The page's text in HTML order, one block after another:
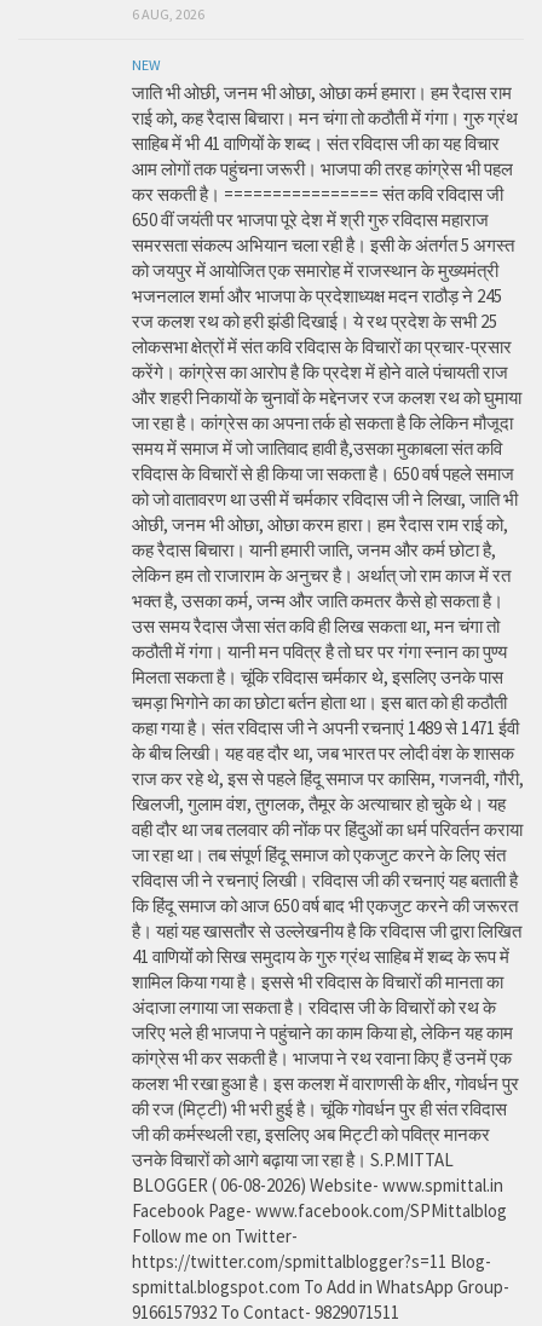
6 AUG, 2026
NEW
जाति भी ओछी, जनम भी ओछा, ओछा कर्म हमारा। हम रैदास राम
राई को, कह रैदास बिचारा। मन चंगा तो कठौती में गंगा। गुरु ग्रंथ
साहिब में भी 41 वाणियों के शब्द। संत रविदास जी का यह विचार
आम लोगों तक पहुंचना जरूरी। भाजपा की तरह कांग्रेस भी पहल
कर सकती है। ================ संत कवि रविदास जी
650 वीं जयंती पर भाजपा पूरे देश में श्री गुरु रविदास महाराज
समरसता संकल्प अभियान चला रही है। इसी के अंतर्गत 5 अगस्त
को जयपुर में आयोजित एक समारोह में राजस्थान के मुख्यमंत्री
भजनलाल शर्मा और भाजपा के प्रदेशाध्यक्ष मदन राठौड़ ने 245
रज कलश रथ को हरी झंडी दिखाई। ये रथ प्रदेश के सभी 25
लोकसभा क्षेत्रों में संत कवि रविदास के विचारों का प्रचार-प्रसार
करेंगे। कांग्रेस का आरोप है कि प्रदेश में होने वाले पंचायती राज
और शहरी निकायों के चुनावों के मद्देनजर रज कलश रथ को घुमाया
जा रहा है। कांग्रेस का अपना तर्क हो सकता है कि लेकिन मौजूदा
समय में समाज में जो जातिवाद हावी है,उसका मुकाबला संत कवि
रविदास के विचारों से ही किया जा सकता है। 650 वर्ष पहले समाज
को जो वातावरण था उसी में चर्मकार रविदास जी ने लिखा, जाति भी
ओछी, जनम भी ओछा, ओछा करम हारा। हम रैदास राम राई को,
कह रैदास बिचारा। यानी हमारी जाति, जनम और कर्म छोटा है,
लेकिन हम तो राजाराम के अनुचर है। अर्थात् जो राम काज में रत
भक्त है, उसका कर्म, जन्म और जाति कमतर कैसे हो सकता है।
उस समय रैदास जैसा संत कवि ही लिख सकता था, मन चंगा तो
कठौती में गंगा। यानी मन पवित्र है तो घर पर गंगा स्नान का पुण्य
मिलता सकता है। चूंकि रविदास चर्मकार थे, इसलिए उनके पास
चमड़ा भिगोने का का छोटा बर्तन होता था। इस बात को ही कठौती
कहा गया है। संत रविदास जी ने अपनी रचनाएं 1489 से 1471 ईवी
के बीच लिखी। यह वह दौर था, जब भारत पर लोदी वंश के शासक
राज कर रहे थे, इस से पहले हिंदू समाज पर कासिम, गजनवी, गौरी,
खिलजी, गुलाम वंश, तुगलक, तैमूर के अत्याचार हो चुके थे। यह
वही दौर था जब तलवार की नोंक पर हिंदुओं का धर्म परिवर्तन कराया
जा रहा था। तब संपूर्ण हिंदू समाज को एकजुट करने के लिए संत
रविदास जी ने रचनाएं लिखी। रविदास जी की रचनाएं यह बताती है
कि हिंदू समाज को आज 650 वर्ष बाद भी एकजुट करने की जरूरत
है। यहां यह खासतौर से उल्लेखनीय है कि रविदास जी द्वारा लिखित
41 वाणियोंं को सिख समुदाय के गुरु ग्रंथ साहिब में शब्द के रूप में
शामिल किया गया है। इससे भी रविदास के विचारों की मानता का
अंदाजा लगाया जा सकता है। रविदास जी के विचारों को रथ के
जरिए भले ही भाजपा ने पहुंचाने का काम किया हो, लेकिन यह काम
कांग्रेस भी कर सकती है। भाजपा ने रथ रवाना किए हैं उनमें एक
कलश भी रखा हुआ है। इस कलश में वाराणसी के क्षीर, गोवर्धन पुर
की रज (मिट्टी) भी भरी हुई है। चूंकि गोवर्धन पुर ही संत रविदास
जी की कर्मस्थली रहा, इसलिए अब मिट्टी को पवित्र मानकर
उनके विचारों को आगे बढ़ाया जा रहा है। S.P.MITTAL
BLOGGER ( 06-08-2026) Website- www.spmittal.in
Facebook Page- www.facebook.com/SPMittalblog
Follow me on Twitter-
https://twitter.com/spmittalblogger?s=11 Blog-
spmittal.blogspot.com To Add in WhatsApp Group-
9166157932 To Contact- 9829071511